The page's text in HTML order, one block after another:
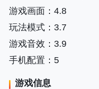
游戏画面：4.8
玩法模式：3.7
游戏音效 ：3.9
手机配置 ：5
游戏信息